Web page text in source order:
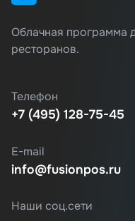
Облачная программа
ресторанов.
Телефон
+7 (495) 128-75-45
E-mail
info@fusionpos.ru
Наши соц.сети